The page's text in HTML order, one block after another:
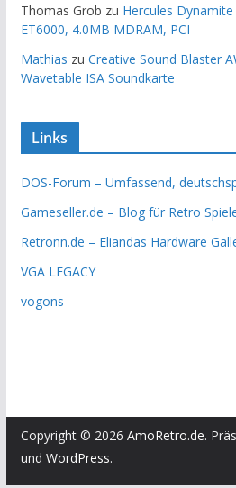
Thomas Grob zu Hercules
ET6000, 4.0MB MDRAM, PCI
Mathias zu Creative Sound Blaster
Wavetable ISA Soundkarte
Links
DOS-Forum – Umfassend,
Gameseller.de – Blog für Retro
Retronn.de – Eliandas Hardware
VGA LEGACY
vogons
Copyright © 2026 AmoRetro.de.
und WordPress.